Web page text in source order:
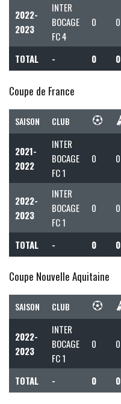
2022-
2023
INTER
BOCAGE
FC 4
0 0
TOTAL - 0 0
Coupe de France
SAISON CLUB
2021-
2022
INTER
BOCAGE
FC 1
0 0
2022-
2023
INTER
BOCAGE
FC 1
0 0
TOTAL - 0 0
Coupe Nouvelle Aquitaine
SAISON CLUB
2022-
2023
INTER
BOCAGE
FC 1
0 0
TOTAL - 0 0